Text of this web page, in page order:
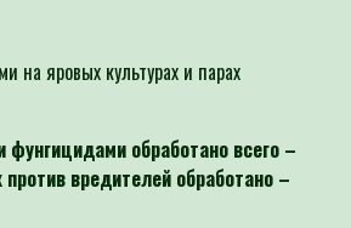
на яровых культурах и парах
обработано всего –
вредителей обработано –